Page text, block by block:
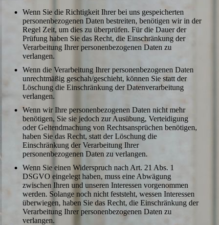
Wenn Sie die Richtigkeit Ihrer bei uns gespeicherten
personenbezogenen Daten bestreiten, benötigen wir in der
Regel Zeit, um dies zu überprüfen. Für die Dauer der
Prüfung haben Sie das Recht, die Einschränkung der
Verarbeitung Ihrer personenbezogenen Daten zu
verlangen.
Wenn die Verarbeitung Ihrer personenbezogenen Daten
unrechtmäßig geschah/geschieht, können Sie statt der
Löschung die Einschränkung der Datenverarbeitung
verlangen.
Wenn wir Ihre personenbezogenen Daten nicht mehr
benötigen, Sie sie jedoch zur Ausübung, Verteidigung
oder Geltendmachung von Rechtsansprüchen benötigen,
haben Sie das Recht, statt der Löschung die
Einschränkung der Verarbeitung Ihrer
personenbezogenen Daten zu verlangen.
Wenn Sie einen Widerspruch nach Art. 21 Abs. 1
DSGVO eingelegt haben, muss eine Abwägung
zwischen Ihren und unseren Interessen vorgenommen
werden. Solange noch nicht feststeht, wessen Interessen
überwiegen, haben Sie das Recht, die Einschränkung der
Verarbeitung Ihrer personenbezogenen Daten zu
verlangen.